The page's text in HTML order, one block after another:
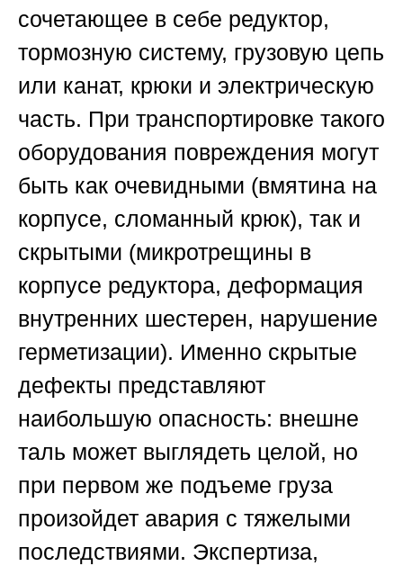
сочетающее в себе редуктор,
тормозную систему, грузовую цепь
или канат, крюки и электрическую
часть. При транспортировке такого
оборудования повреждения могут
быть как очевидными (вмятина на
корпусе, сломанный крюк), так и
скрытыми (микротрещины в
корпусе редуктора, деформация
внутренних шестерен, нарушение
герметизации). Именно скрытые
дефекты представляют
наибольшую опасность: внешне
таль может выглядеть целой, но
при первом же подъеме груза
произойдет авария с тяжелыми
последствиями. Экспертиза,